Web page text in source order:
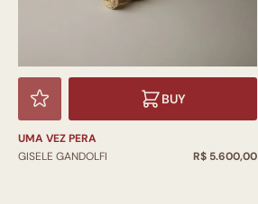
BUY
UMA VEZ PERA
GISELE GANDOLFI
R$ 5.600,00